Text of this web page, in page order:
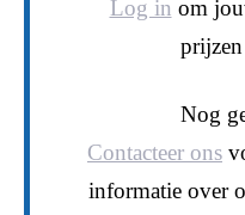
Log in om
Nog
Contacteer ons
informatie over